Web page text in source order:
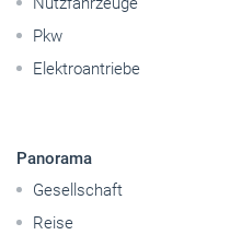
Pkw
Elektroantriebe
Panorama
Gesellschaft
Reise